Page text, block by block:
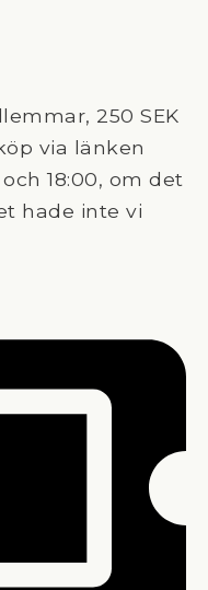
250 SEK
via länken
18:00, om det
hade inte vi